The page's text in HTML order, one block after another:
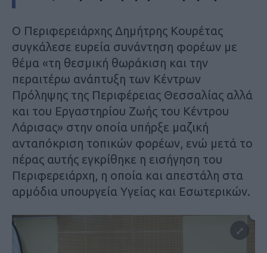
Ο Περιφερειάρχης Δημήτρης Κουρέτας
συγκάλεσε ευρεία συνάντηση φορέων με
θέμα «τη θεσμική θωράκιση και την
περαιτέρω ανάπτυξη των Κέντρων
Πρόληψης της Περιφέρειας Θεσσαλίας αλλά
και του Εργαστηρίου Ζωής του Κέντρου
Λάρισας» στην οποία υπήρξε μαζική
ανταπόκριση τοπικών φορέων, ενώ μετά το
πέρας αυτής εγκρίθηκε η εισήγηση του
Περιφερειάρχη, η οποία και απεστάλη στα
αρμόδια υπουργεία Υγείας και Εσωτερικών.